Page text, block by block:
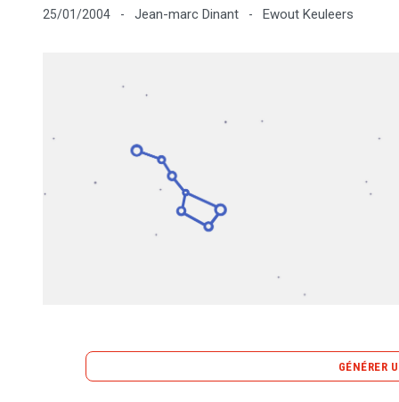
25/01/2004 - Jean-marc Dinant - Ewout Keuleers
GÉNÉRER